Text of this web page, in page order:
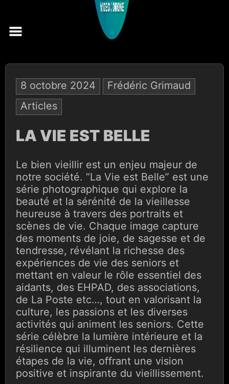
8 octobre 2024
Frédéric Grimaud
Articles
LA VIE EST BELLE
Le bien vieillir est un enjeu majeur de
notre société. “La Vie est Belle” est une
série photographique qui explore la
beauté et la sérénité de la vieillesse
heureuse à travers des portraits et
scènes de vie. Chaque image capture
des moments de joie, de sagesse et de
tendresse, révélant la richesse des
expériences de vie des seniors et
mettant en valeur le rôle essentiel des
aidants, des EHPAD, des associations,
de La Poste etc…, tout en valorisant la
culture, les passions et les diverses
activités qui animent les seniors. Cette
série célèbre la lumière intérieure et la
résilience qui illuminent les dernières
étapes de la vie, offrant une vision
positive et inspirante du vieillissement.